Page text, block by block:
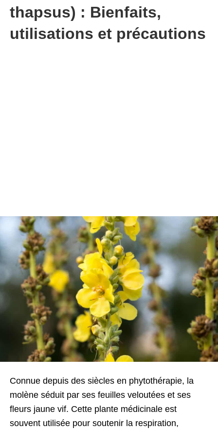
thapsus) : Bienfaits,
utilisations et précautions
Connue depuis des siècles en phytothérapie, la
molène séduit par ses feuilles veloutées et ses
fleurs jaune vif. Cette plante médicinale est
souvent utilisée pour soutenir la respiration,